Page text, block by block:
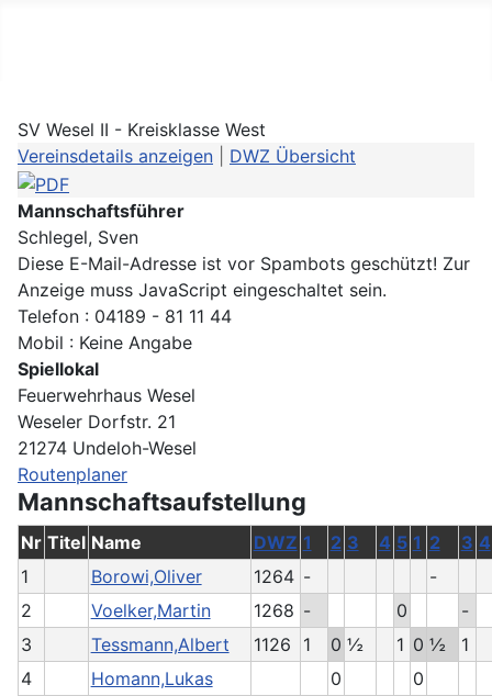
SV Wesel II - Kreisklasse West
Vereinsdetails anzeigen
DWZ Übersicht
Mannschaftsführer
Schlegel, Sven
Diese E-Mail-Adresse ist vor Spambots geschützt! Zur
Anzeige muss JavaScript eingeschaltet sein.
Telefon : 04189 - 81 11 44
Mobil : Keine Angabe
Spiellokal
Feuerwehrhaus Wesel
Weseler Dorfstr. 21
21274 Undeloh-Wesel
Routenplaner
Mannschaftsaufstellung
Nr Titel Name DWZ 1 2 3 4 5 1 2 3 4
1
Borowi,Oliver 1264 -
-
2
Voelker,Martin 1268 - 0
-
3
Tessmann,Albert 1126 1 0 ½ 1 0 ½
1
4
Homann,Lukas 0
0